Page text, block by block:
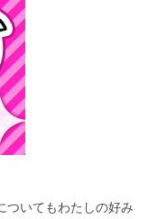
ついてもわたしの好み